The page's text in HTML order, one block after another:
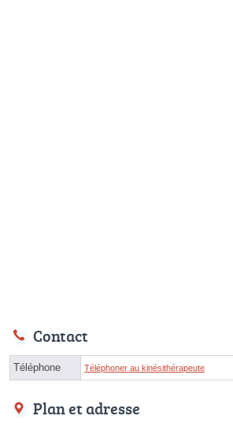
Contact
Téléphone Téléphoner au kinésithérapeute
Plan et adresse